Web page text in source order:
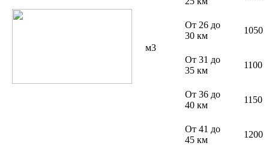
м3
От 26 до
30 км
1050
От 31 до
35 км
1100
От 36 до
40 км
1150
От 41 до
45 км
1200